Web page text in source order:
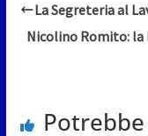
La Segreteria al
Nicolino Romito: la